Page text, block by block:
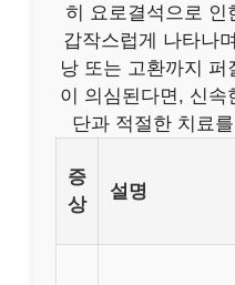
히 요로결석으로 인
갑작스럽게 나타나
낭 또는 고환까지 퍼
이 의심된다면, 신속
단과 적절한 치료
증
상
설명